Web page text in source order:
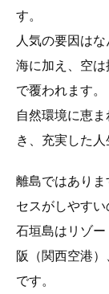
す。
人気の要因は
海に加え、空
で覆われます。
自然環境に恵
き、充実した人
離島ではあり
セスがしやすい
石垣島はリゾ
阪（関西空港
です。